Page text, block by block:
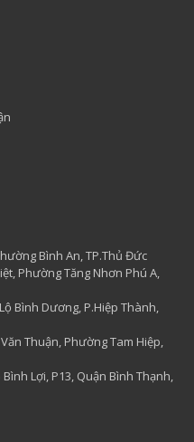
Bình An, TP.Thủ Đức
Phường Tăng Nhơn Phú A,
Bình Dương, P.Hiệp Thành,
Thuận, Phường Tam Hiệp,
Lợi, P13, Quận Bình Thạnh,